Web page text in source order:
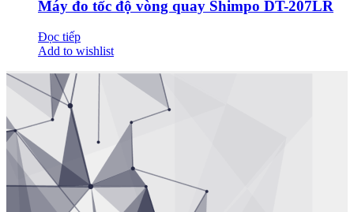
Máy đo tốc độ vòng quay Shimpo DT-207LR
Đọc tiếp
Add to wishlist